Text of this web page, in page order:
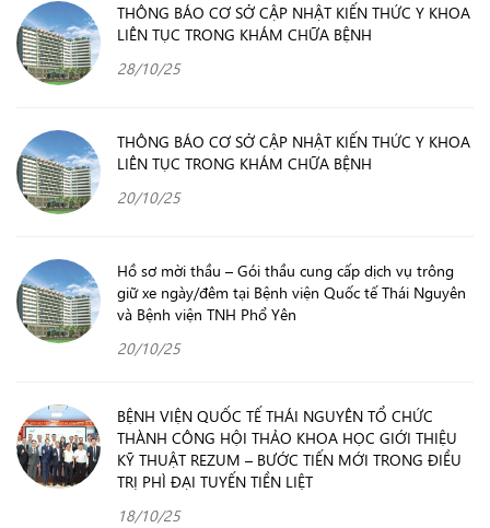
THÔNG BÁO CƠ SỞ CẬP NHẬT KIẾN THỨC Y KHOA
LIÊN TỤC TRONG KHÁM CHỮA BỆNH
28/10/25
THÔNG BÁO CƠ SỞ CẬP NHẬT KIẾN THỨC Y KHOA
LIÊN TỤC TRONG KHÁM CHỮA BỆNH
20/10/25
Hồ sơ mời thầu – Gói thầu cung cấp dịch vụ trông
giữ xe ngày/đêm tại Bệnh viện Quốc tế Thái Nguyên
và Bệnh viện TNH Phổ Yên
20/10/25
BỆNH VIỆN QUỐC TẾ THÁI NGUYÊN TỔ CHỨC
THÀNH CÔNG HỘI THẢO KHOA HỌC GIỚI THIỆU
KỸ THUẬT REZUM – BƯỚC TIẾN MỚI TRONG ĐIỀU
TRỊ PHÌ ĐẠI TUYẾN TIỀN LIỆT
18/10/25